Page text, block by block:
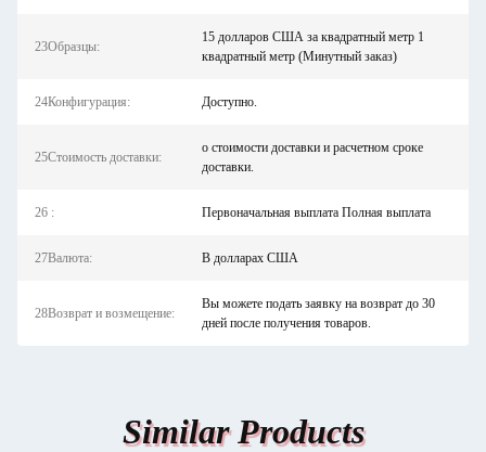
23Образцы:
15 долларов США за квадратный метр 1
квадратный метр (Минутный заказ)
24Конфигурация: Доступно.
25Стоимость доставки:
о стоимости доставки и расчетном сроке
доставки.
26 : Первоначальная выплата Полная выплата
27Валюта: В долларах США
28Возврат и возмещение:
Вы можете подать заявку на возврат до 30
дней после получения товаров.
Similar Products